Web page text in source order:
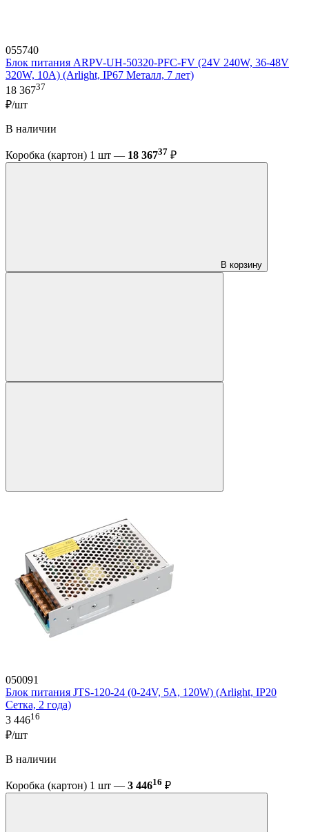
055740
Блок питания ARPV-UH-50320-PFC-FV (24V 240W, 36-48V
320W, 10A) (Arlight, IP67 Металл, 7 лет)
18 36737
₽/шт
В наличии
Коробка (картон) 1 шт — 18 36737 ₽
В корзину
050091
Блок питания JTS-120-24 (0-24V, 5A, 120W) (Arlight, IP20
Сетка, 2 года)
3 44616
₽/шт
В наличии
Коробка (картон) 1 шт — 3 44616 ₽